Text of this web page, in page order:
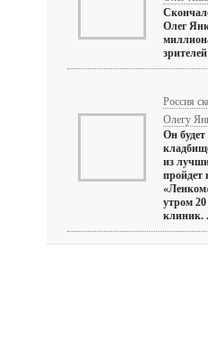
Олег
Россия
Олегу
Он
из
пройдет
утром
клиник.